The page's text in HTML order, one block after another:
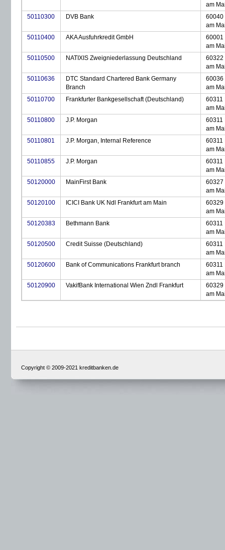
am
50110300
DVB Bank
60040
am
50110400
AKA Ausfuhrkredit GmbH
60001
am
50110500
NATIXIS Zweigniederlassung Deutschland
60322
am
50110636
DTC Standard Chartered Bank Germany
Branch
60036
am
50110700
Frankfurter Bankgesellschaft (Deutschland)
60311
am
50110800
J.P. Morgan
60311
am
50110801
J.P. Morgan, Internal Reference
60311
am
50110855
J.P. Morgan
60311
am
50120000
MainFirst Bank
60327
am
50120100
ICICI Bank UK Ndl Frankfurt am Main
60329
am
50120383
Bethmann Bank
60311
am
50120500
Credit Suisse (Deutschland)
60311
am
50120600
Bank of Communications Frankfurt branch
60311
am
50120900
VakifBank International Wien Zndl Frankfurt
60329
am
Copyright © 2009-2021 kreditbanken.de